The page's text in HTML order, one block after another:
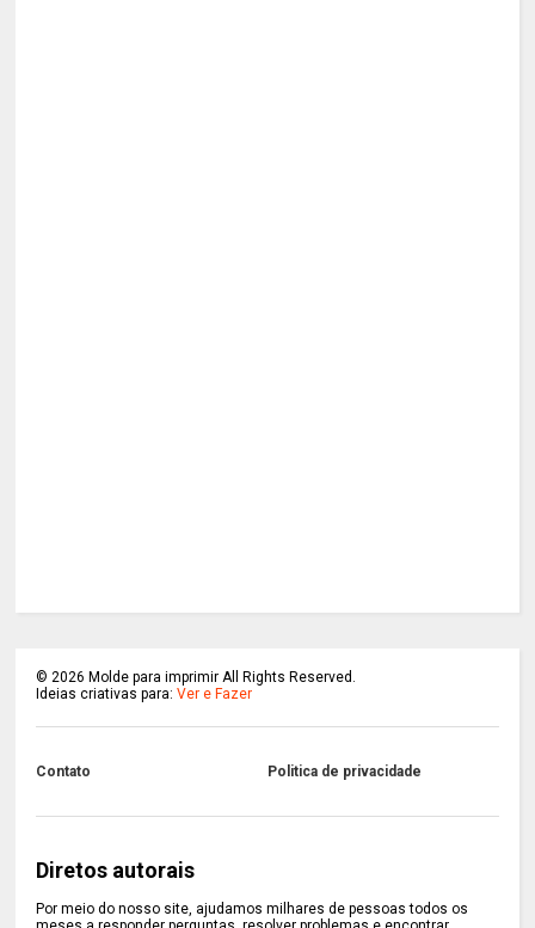
© 2026 Molde para imprimir All Rights Reserved.
Ideias criativas para:Ver e Fazer
Contato Politica de privacidade
Diretos autorais
Por meio do nosso site, ajudamos milhares de pessoas todos os